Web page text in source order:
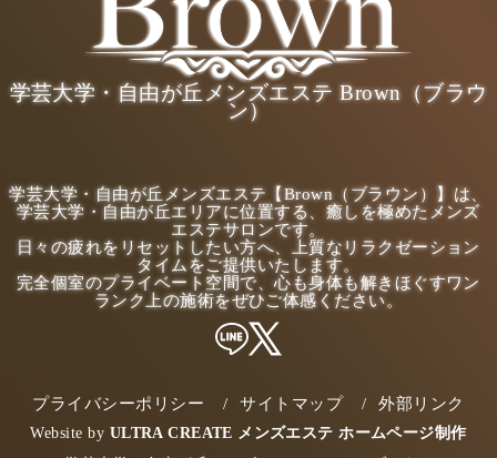
学芸大学・自由が丘メンズエステ Brown（ブラウ
ン）
学芸大学・自由が丘メンズエステ【Brown（ブラウン）】は、
学芸大学・自由が丘エリアに位置する、癒しを極めたメンズ
エステサロンです。
日々の疲れをリセットしたい方へ、上質なリラクゼーション
タイムをご提供いたします。
完全個室のプライベート空間で、心も身体も解きほぐすワン
ランク上の施術をぜひご体感ください。
プライバシーポリシー サイトマップ 外部リンク
Website by ULTRA CREATE メンズエステ ホームページ制作